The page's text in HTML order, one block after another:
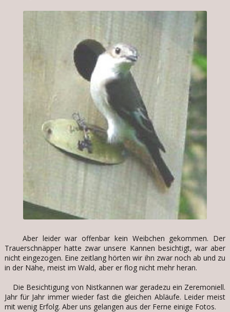
Aber leider war offenbar kein Weibchen gekommen. Der
Trauerschnäpper hatte zwar unsere Kannen besichtigt, war aber
nicht eingezogen. Eine zeitlang hörten wir ihn zwar noch ab und zu
in der Nähe, meist im Wald, aber er flog nicht mehr heran.
Die Besichtigung von Nistkannen war geradezu ein Zeremoniell.
Jahr für Jahr immer wieder fast die gleichen Abläufe. Leider meist
mit wenig Erfolg. Aber uns gelangen aus der Ferne einige Fotos.